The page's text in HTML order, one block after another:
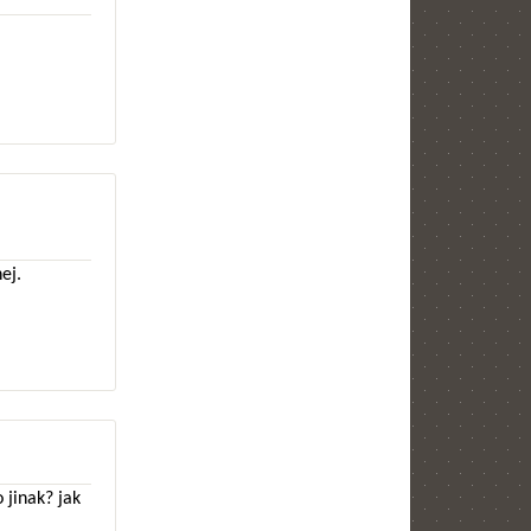
jinak? jak